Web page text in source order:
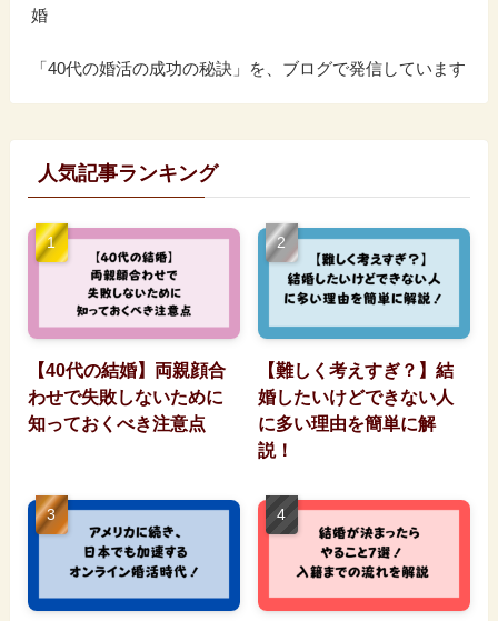
婚
「40代の婚活の成功の秘訣」を、ブログで発信しています
人気記事ランキング
【40代の結婚】両親顔合
わせで失敗しないために
知っておくべき注意点
【難しく考えすぎ？】結
婚したいけどできない人
に多い理由を簡単に解
説！